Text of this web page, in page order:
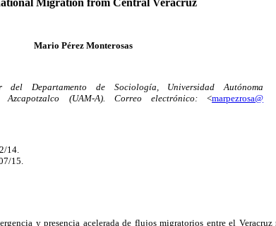
Mario Pérez Monterosas
del Departamento de Sociología, Universidad Autónoma
Azcapotzalco (UAM-A). Correo electrónico:<marpezrosa@
14.
15.
y presencia acelerada de flujos migratorios entre el